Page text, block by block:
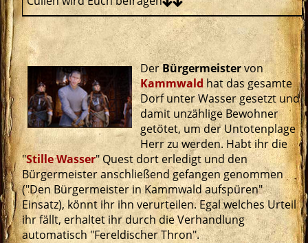
DerBürgermeistervon
Kammwald hat das gesamte
Dorf unter Wasser gesetzt und
damit unzählige Bewohner
getötet, um der Untotenplage
Herr zu werden. Habt ihr die
"Stille Wasser" Quest dort erledigt und den
Bürgermeister anschließend gefangen genommen
("Den Bürgermeister in Kammwald aufspüren"
Einsatz), könnt ihr ihn verurteilen. Egal welches Urteil
ihr fällt, erhaltet ihr durch die Verhandlung
automatisch "Fereldischer Thron".